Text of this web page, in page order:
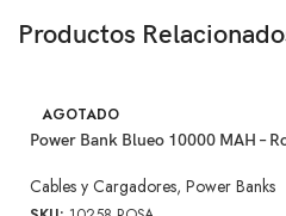
Productos
AGOTADO
Power Bank Blueo 10000 MAH –
Cables y Cargadores, Power Banks